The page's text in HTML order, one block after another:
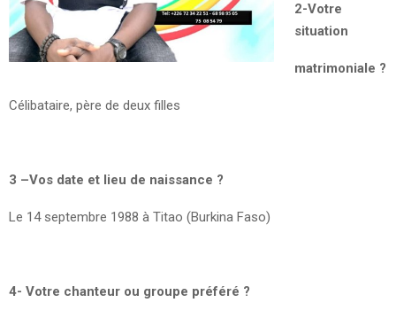
2-Votre
situation
matrimoniale ?
Célibataire, père de deux filles
3 –Vos date et lieu de naissance ?
Le 14 septembre 1988 à Titao (Burkina Faso)
4- Votre chanteur ou groupe préféré ?